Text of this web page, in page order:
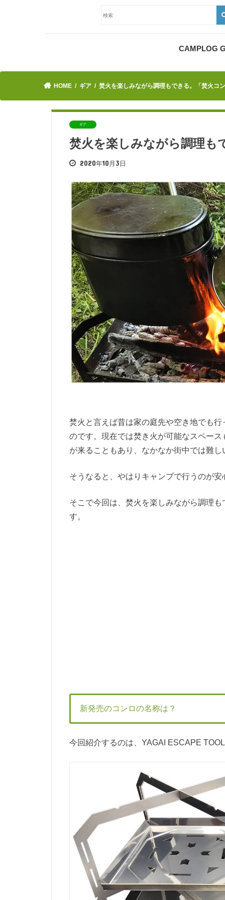
CAMPLOG
HOME ギア 焚火を楽しみながら調理もできる。「焚火コ
ギア
焚火を楽しみながら調理も
2020年10月3日
焚火と言えば昔は家の庭先や空き地でも
のです。現在では焚き火が可能なスペー
が来ることもあり、なかなか街中では難し
そうなると、やはりキャンプで行うのが
そこで今回は、焚火を楽しみながら調理
す。
新発売のコンロの名称は？
今回紹介するのは、YAGAI ESCAPE